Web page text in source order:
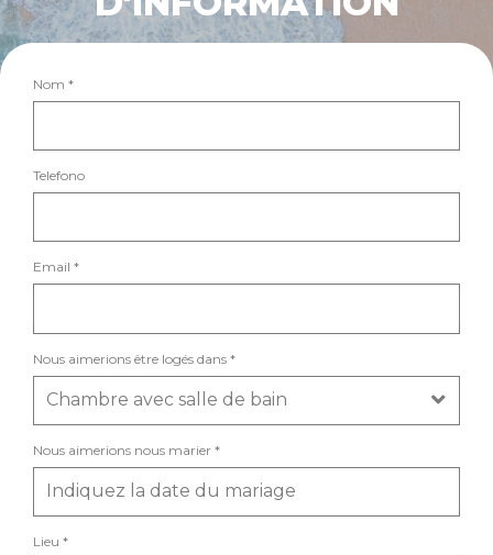
Nom *
Telefono
Email *
Nous aimerions être logés dans *
Nous aimerions nous marier *
Lieu *